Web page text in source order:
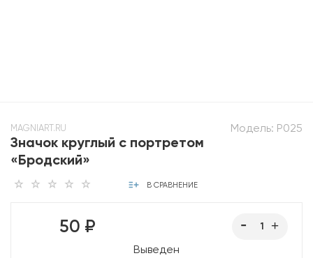
Модель: P025
MAGNIART.RU
Значок круглый с портретом
«Бродский»
В СРАВНЕНИЕ
50 ₽
Выведен